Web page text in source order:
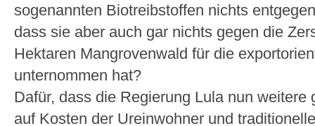
sogenannten Biotreibstoffen nichts
dass sie aber auch gar nichts gegen die
Hektaren Mangrovenwald für die
unternommen hat?
Dafür, dass die Regierung Lula nun
auf Kosten der Ureinwohner und